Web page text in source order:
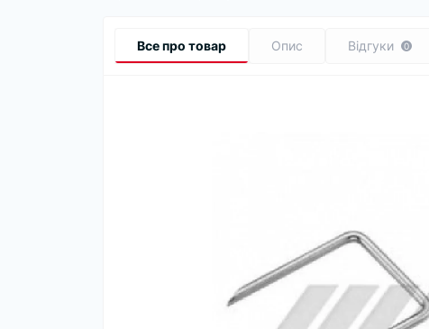
Все про товар Опис Відгуки 0